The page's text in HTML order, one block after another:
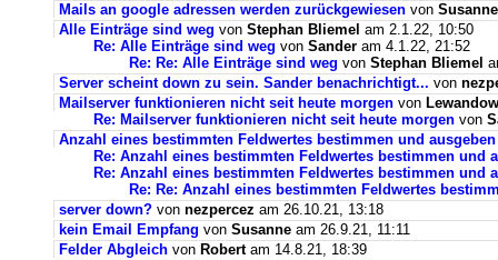
Mails an google adressen werden zurückgewiesen von Susanne
Alle Einträge sind weg von Stephan Bliemel am 2.1.22, 10:50
Re: Alle Einträge sind weg von Sander am 4.1.22, 21:52
Re: Re: Alle Einträge sind weg von Stephan Bliemel
Server scheint down zu sein. Sander benachrichtigt... von
Mailserver funktionieren nicht seit heute morgen von
Re: Mailserver funktionieren nicht seit heute morgen von
Anzahl eines bestimmten Feldwertes bestimmen und ausgeben
Re: Anzahl eines bestimmten Feldwertes bestimmen und
Re: Anzahl eines bestimmten Feldwertes bestimmen und
Re: Re: Anzahl eines bestimmten Feldwertes
server down? von nezpercez am 26.10.21, 13:18
kein Email Empfang von Susanne am 26.9.21, 11:11
Felder Abgleich von Robertam 14.8.21, 18:39